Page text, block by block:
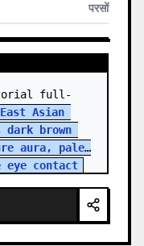
परसों
full-
Asian
dark brown
aura, pale
contact